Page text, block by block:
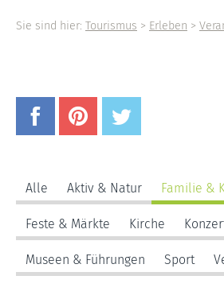
Sie sind hier: Tourismus > Erleben >
Alle Aktiv & Natur Familie &
Feste & Märkte Kirche
Museen & Führungen Sport